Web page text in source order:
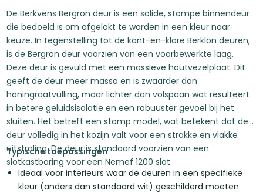
De Berkvens Bergron deur is een solide, stompe binnendeur
die bedoeld is om afgelakt te worden in een kleur naar
keuze. In tegenstelling tot de kant-en-klare Berklon deuren,
is de Bergron deur voorzien van een voorbewerkte laag.
Deze deur is gevuld met een massieve houtvezelplaat. Dit
geeft de deur meer massa en is zwaarder dan
honingraatvulling, maar lichter dan volspaan wat resulteert
in betere geluidsisolatie en een robuuster gevoel bij het
sluiten. Het betreft een stomp model, wat betekent dat de
deur volledig in het kozijn valt voor een strakke en vlakke
uitstraling. De deur is standaard voorzien van een
slotkastboring voor een Nemef 1200 slot.
Typische toepassingen
Ideaal voor interieurs waar de deuren in een specifieke
kleur (anders dan standaard wit) geschilderd moeten